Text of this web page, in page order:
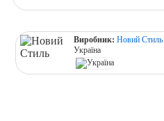
Виробник:Новий Стиль
Україна